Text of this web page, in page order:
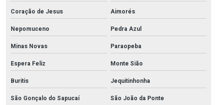
Coração de Jesus
Aimorés
Nepomuceno
Pedra Azul
Minas Novas
Paraopeba
Espera Feliz
Monte Sião
Buritis
Jequitinhonha
São Gonçalo do Sapucaí
São João da Ponte